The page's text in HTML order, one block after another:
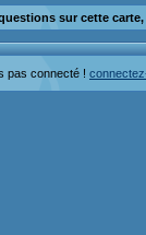
sur cette
pas connecté !